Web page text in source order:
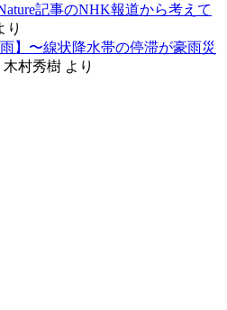
記事のNHK報道から考えて
り
】〜線状降水帯の停滞が豪雨災
木村秀樹 より